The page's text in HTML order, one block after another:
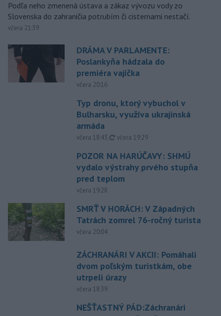
Podľa neho zmenená ústava a zákaz vývozu vody zo
Slovenska do zahraničia potrubím či cisternami nestačí.
včera 21:39
DRÁMA V PARLAMENTE:
Poslankyňa hádzala do
premiéra vajíčka
včera 20:16
Typ dronu, ktorý vybuchol v
Bulharsku, využíva ukrajinská
armáda
včera 18:43, aktualizované
včera 19:29
POZOR NA HARÚČAVY: SHMÚ
vydalo výstrahy prvého stupňa
pred teplom
včera 19:28
SMRŤ V HORÁCH: V Západných
Tatrách zomrel 76-ročný turista
včera 20:04
ZÁCHRANÁRI V AKCII: Pomáhali
dvom poľským turistkám, obe
utrpeli úrazy
včera 18:39
NEŠŤASTNÝ PÁD:Záchranári